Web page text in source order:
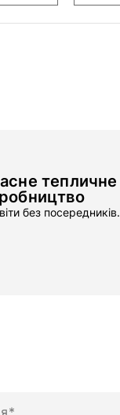
тепличне
без посередників.